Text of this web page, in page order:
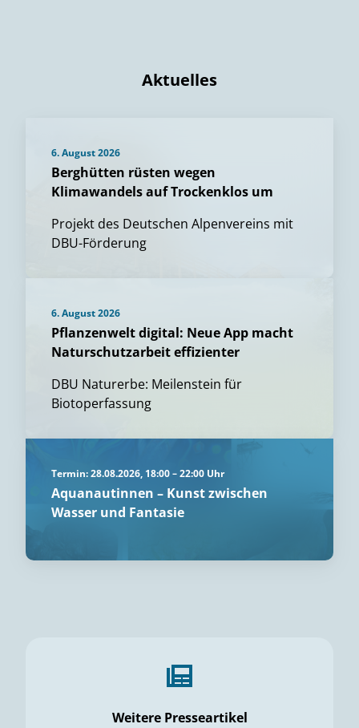
Aktuelles
6. August 2026
Berghütten rüsten wegen
Klimawandels auf Trockenklos um
Projekt des Deutschen Alpenvereins mit
DBU-Förderung
6. August 2026
Pflanzenwelt digital: Neue App macht
Naturschutzarbeit effizienter
DBU Naturerbe: Meilenstein für
Biotoperfassung
Termin: 28.08.2026, 18:00 – 22:00 Uhr
Aquanautinnen – Kunst zwischen
Wasser und Fantasie
Weitere Presseartikel